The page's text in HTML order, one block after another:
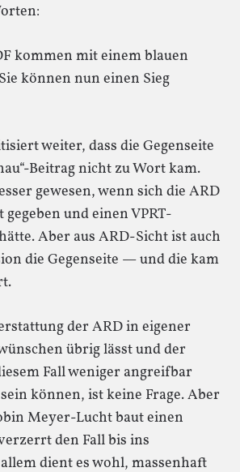
kommen mit einem blauen
können nun einen Sieg
weiter, dass die Gegenseite
Beitrag nicht zu Wort kam.
gewesen, wenn sich die ARD
und einen VPRT-
Aber aus ARD-Sicht ist auch
die Gegenseite — und die kam
der ARD in eigener
übrig lässt und der
Fall weniger angreifbar
können, ist keine Frage. Aber
Meyer-Lucht baut einen
den Fall bis ins
dient es wohl, massenhaft